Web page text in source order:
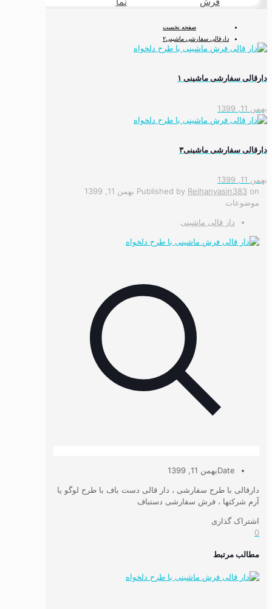
صفحه نخست
دارقالی سفارشی ماشینی۲
دارقالی سفارشی ماشینی ۱
بهمن 11, 1399
دارقالی سفارشی ماشینی۳
بهمن 11, 1399
Published by Reihanyasin383 on
بهمن 11, 1399
موضوعات
دار قالی ماشینی
Dateبهمن 11, 1399
دارقالی با طرح سفارشی ، دار قالی دست باف با طرح لوگو یا
آرم شرکتها ، فرش سفارشی دستباف
اشتراک گذاری
0
مطالب مرتبط